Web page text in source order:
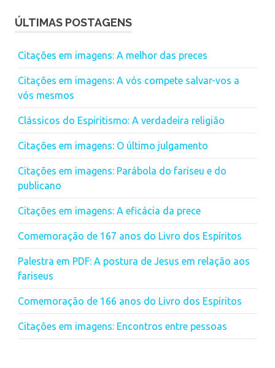
ÚLTIMAS POSTAGENS
Citações em imagens: A melhor das preces
Citações em imagens: A vós compete salvar-vos a
vós mesmos
Clássicos do Espiritismo: A verdadeira religião
Citações em imagens: O último julgamento
Citações em imagens: Parábola do fariseu e do
publicano
Citações em imagens: A eficácia da prece
Comemoração de 167 anos do Livro dos Espíritos
Palestra em PDF: A postura de Jesus em relação aos
fariseus
Comemoração de 166 anos do Livro dos Espíritos
Citações em imagens: Encontros entre pessoas